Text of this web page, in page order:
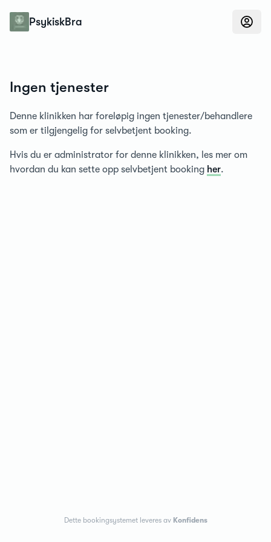
PsykiskBra
Ingen tjenester
Denne klinikken har foreløpig ingen tjenester/behandlere
som er tilgjengelig for selvbetjent booking.
Hvis du er administrator for denne klinikken, les mer om
hvordan du kan sette opp selvbetjent booking her.
Dette bookingsystemet leveres av Konfidens